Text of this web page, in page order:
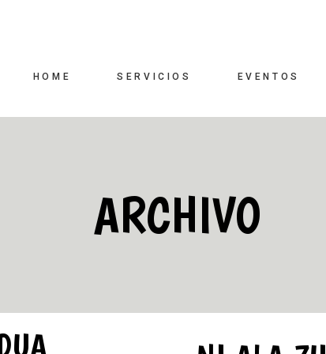
HOME SERVICIOS EVENTOS
ARCHIVO